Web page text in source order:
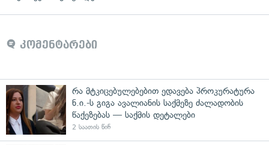
კომენტარები
რა მტკიცებულებებით ედავება პროკურატურა
ნ.ი.-ს გიგა ავალიანის საქმეზე ძალადობის
წაქეზებას — საქმის დეტალები
2 საათის წინ